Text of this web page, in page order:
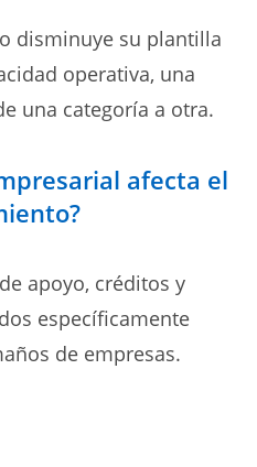
disminuye su plantilla
operativa, una
una categoría a otra.
afecta el
apoyo, créditos y
específicamente
de empresas.